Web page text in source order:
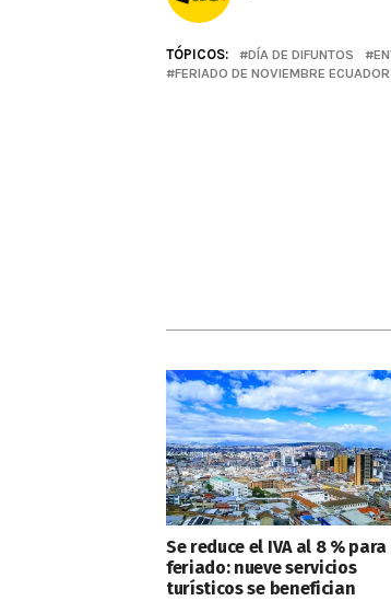
TÓPICOS: DÍA DE DIFUNTOS
FERIADO DE NOVIEMBRE ECUADOR
Se reduce el IVA al 8 % para
feriado: nueve servicios
turísticos se benefician